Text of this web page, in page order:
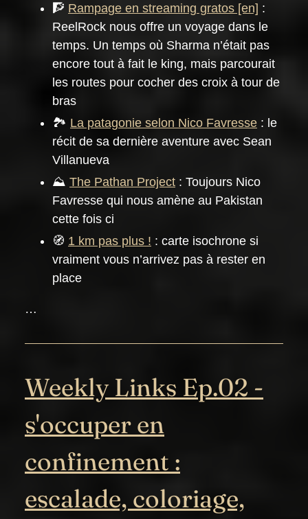
🧗 Rampage en streaming gratos
:
ReelRock nous offre un voyage dans le
temps. Un temps où Sharma n’était pas
encore tout à fait le king, mais parcourait
les routes pour cocher des croix à tour de
bras
🏞️ La patagonie selon Nico Favresse : le
récit de sa dernière aventure avec Sean
Villanueva
⛰️ The Pathan Project : Toujours Nico
Favresse qui nous amène au Pakistan
cette fois ci
🧭 1 km pas plus ! : carte isochrone si
vraiment vous n’arrivez pas à rester en
place
…
Weekly Links Ep.02 -
s'occuper en
confinement :
escalade, coloriage,